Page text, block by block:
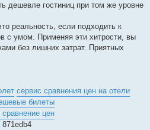
дешевле гостиниц при том же уровне
реальность, если подходить к
с умом. Применяя эти хитрости, вы
без лишних затрат. Приятных
сервис сравнения цен на отели
билеты
цен
871edb4